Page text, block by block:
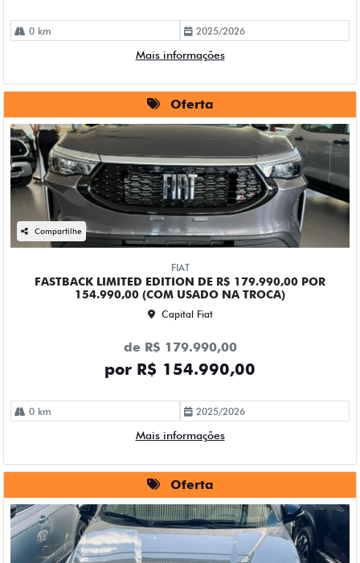
0 km 2025/2026
Mais informações
Oferta
Compartilhe
FIAT
FASTBACK LIMITED EDITION DE R$ 179.990,00 POR
154.990,00 (COM USADO NA TROCA)
Capital Fiat
de R$ 179.990,00
por R$ 154.990,00
0 km 2025/2026
Mais informações
Oferta